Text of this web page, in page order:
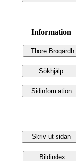
Information